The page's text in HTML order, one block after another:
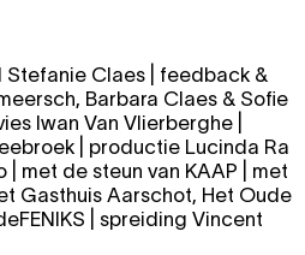
Claes | feedback &
Barbara Claes & Sofie
Iwan Van Vlierberghe |
| productie Lucinda Ra
| met de steun van KAAP | met
Gasthuis Aarschot, Het Oude
| spreiding Vincent